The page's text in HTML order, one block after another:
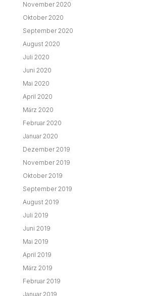
November 2020
Oktober 2020
September 2020
August 2020
Juli 2020
Juni 2020
Mai 2020
April 2020
März 2020
Februar 2020
Januar 2020
Dezember 2019
November 2019
Oktober 2019
September 2019
August 2019
Juli 2019
Juni 2019
Mai 2019
April 2019
März 2019
Februar 2019
Januar 2019